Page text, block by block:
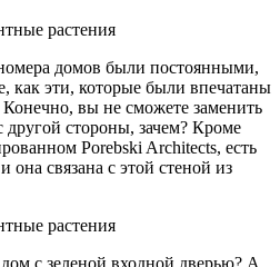
домов были постоянными,
как эти, которые были впечатаны
вы не сможете заменить
стороны, зачем? Кроме
Porebski Architects, есть
она связана с этой стеной из